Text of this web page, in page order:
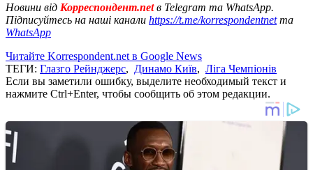
Новини від Корреспондент.netв Telegram та WhatsApp.
Підписуйтесь на наші канали https://t.me/korrespondentnetта
WhatsApp
Читайте Korrespondent.net в Google News
ТЕГИ: Глазго Рейнджерс, Динамо Київ, Ліга Чемпіонів
Если вы заметили ошибку, выделите необходимый текст и
нажмите Ctrl+Enter, чтобы сообщить об этом редакции.